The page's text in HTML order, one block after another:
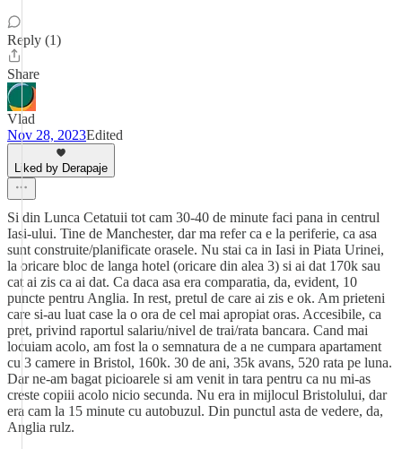
Reply (1)
Share
Vlad
Nov 28, 2023Edited
Liked by Derapaje
Si din Lunca Cetatuii tot cam 30-40 de minute faci pana in centrul
Iasi-ului. Tine de Manchester, dar ma refer ca e la periferie, ca asa
sunt construite/planificate orasele. Nu stai ca in Iasi in Piata Urinei,
la oricare bloc de langa hotel (oricare din alea 3) si ai dat 170k sau
cat ai zis ca ai dat. Ca daca asa era comparatia, da, evident, 10
puncte pentru Anglia. In rest, pretul de care ai zis e ok. Am prieteni
care si-au luat case la o ora de cel mai apropiat oras. Accesibile, ca
pret, privind raportul salariu/nivel de trai/rata bancara. Cand mai
locuiam acolo, am fost la o semnatura de a ne cumpara apartament
cu 3 camere in Bristol, 160k. 30 de ani, 35k avans, 520 rata pe luna.
Dar ne-am bagat picioarele si am venit in tara pentru ca nu mi-as
creste copiii acolo nicio secunda. Nu era in mijlocul Bristolului, dar
era cam la 15 minute cu autobuzul. Din punctul asta de vedere, da,
Anglia rulz.